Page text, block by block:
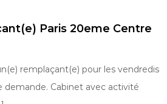
Paris 20eme Centre
remplaçant(e) pour les vendredis
demande. Cabinet avec activité